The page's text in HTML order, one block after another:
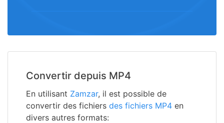
Convertir depuis MP4
En utilisant Zamzar, il est possible de
convertir des fichiers des fichiers MP4 en
divers autres formats: